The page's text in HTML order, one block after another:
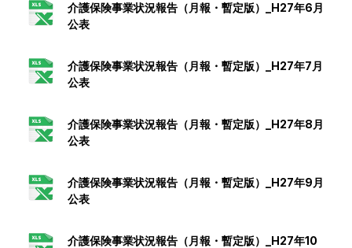
介護保険事業状況報告（月報・暫定版）_H27年6月
公表
介護保険事業状況報告（月報・暫定版）_H27年7月
公表
介護保険事業状況報告（月報・暫定版）_H27年8月
公表
介護保険事業状況報告（月報・暫定版）_H27年9月
公表
介護保険事業状況報告（月報・暫定版）_H27年10